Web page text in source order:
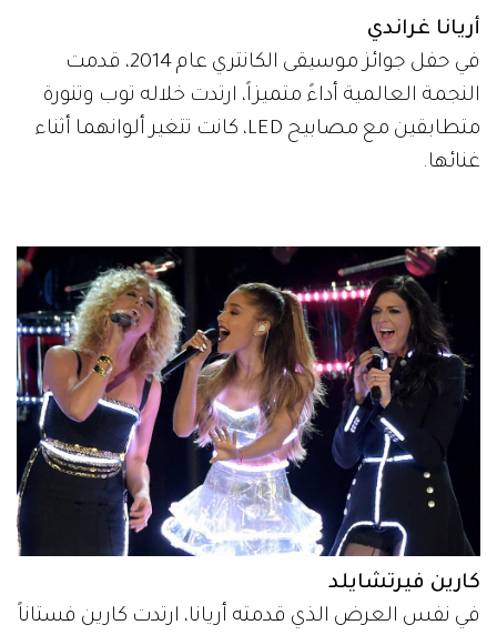
أريانا غراندي
في حفل جوائز موسيقى الكانتري عام 2014، قدمت
النجمة العالمية أداءً متميزاً، ارتدت خلاله توب وتنورة
متطابقين مع مصابيح LED، كانت تتغير ألوانهما أثناء
غنائها.
كارين فيرتشايلد
في نفس العرض الذي قدمته أريانا، ارتدت كارين فستاناً